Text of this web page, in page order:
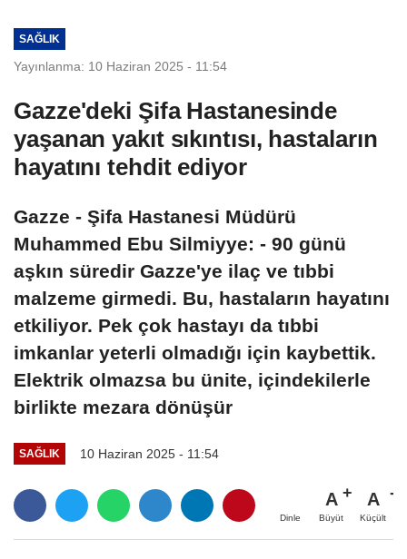
SAĞLIK
Yayınlanma: 10 Haziran 2025 - 11:54
Gazze'deki Şifa Hastanesinde
yaşanan yakıt sıkıntısı, hastaların
hayatını tehdit ediyor
Gazze - Şifa Hastanesi Müdürü
Muhammed Ebu Silmiyye: - 90 günü
aşkın süredir Gazze'ye ilaç ve tıbbi
malzeme girmedi. Bu, hastaların hayatını
etkiliyor. Pek çok hastayı da tıbbi
imkanlar yeterli olmadığı için kaybettik.
Elektrik olmazsa bu ünite, içindekilerle
birlikte mezara dönüşür
SAĞLIK 10 Haziran 2025 - 11:54
Dinle
A
Büyüt
A
Küçült